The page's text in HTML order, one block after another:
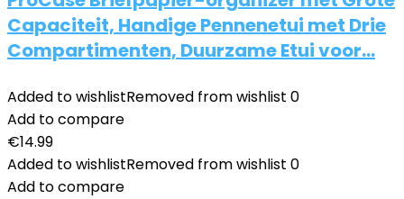
Capaciteit, Handige Pennenetui met Drie
Compartimenten, Duurzame Etui voor…
Added to wishlistRemoved from wishlist 0
Add to compare
€14.99
Added to wishlistRemoved from wishlist 0
Add to compare